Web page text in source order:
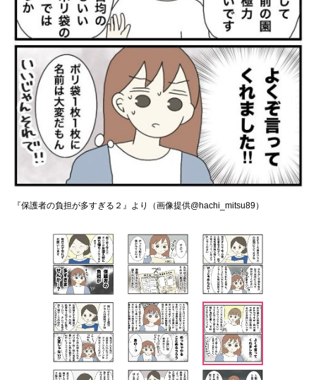
『保護者の負担が多すぎる２』より（画像提供@hachi_mitsu89）